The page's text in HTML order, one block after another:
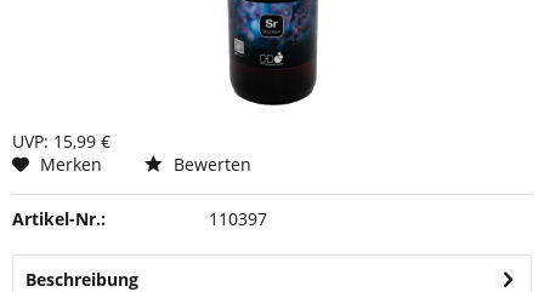
UVP: 15,99 €
Merken
Bewerten
Artikel-Nr.: 110397
Beschreibung